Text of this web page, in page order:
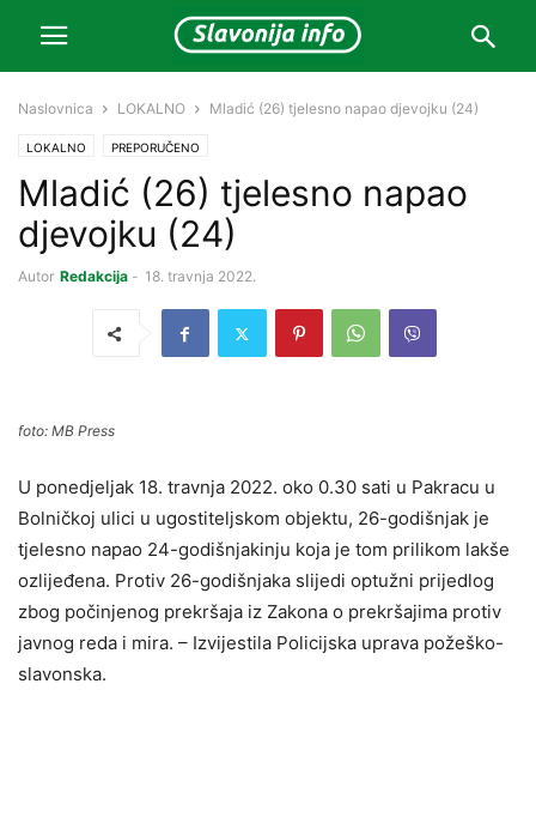
Naslovnica LOKALNO Mladić (26) tjelesno napao djevojku (24)
LOKALNO PREPORUČENO
Mladić (26) tjelesno napao
djevojku (24)
Autor Redakcija - 18. travnja 2022.
foto: MB Press
U ponedjeljak 18. travnja 2022. oko 0.30 sati u Pakracu u
Bolničkoj ulici u ugostiteljskom objektu, 26-godišnjak je
tjelesno napao 24-godišnjakinju koja je tom prilikom lakše
ozlijeđena. Protiv 26-godišnjaka slijedi optužni prijedlog
zbog počinjenog prekršaja iz Zakona o prekršajima protiv
javnog reda i mira. – Izvijestila Policijska uprava požeško-
slavonska.